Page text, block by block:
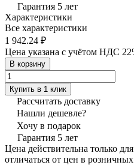
Гарантия 5 лет
Характеристики
Все характеристики
1 942.24 ₽
Цена указана с учётом НДС
В корзину
Купить в 1 клик
Рассчитать доставку
Нашли дешевле?
Хочу в подарок
Гарантия 5 лет
Цена действительна только
отличаться от цен в